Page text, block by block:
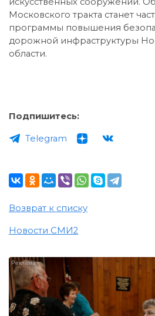
Московского тракта станет
программы повышения
дорожной инфраструктуры
области.
Подпишитесь:
Telegram
Возврат к списку
Новости СМИ2